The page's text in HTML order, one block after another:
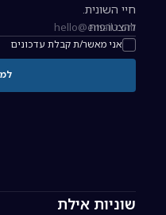
שוניות אילת
חיי השונית.
כתובת אימייל להרשמה
אני מאשר/ת קבלת עדכונים
להצטרפות